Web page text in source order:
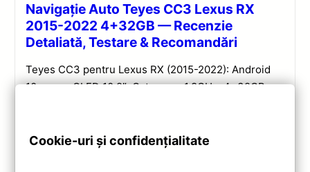
Navigație Auto Teyes CC3 Lexus RX
2015-2022 4+32GB — Recenzie
Detaliată, Testare & Recomandări
Teyes CC3 pentru Lexus RX (2015-2022): Android
10, ecran QLED 10.2″, Octa-core 1.8GHz, 4+32GB,
Cookie-uri și confidențialitate